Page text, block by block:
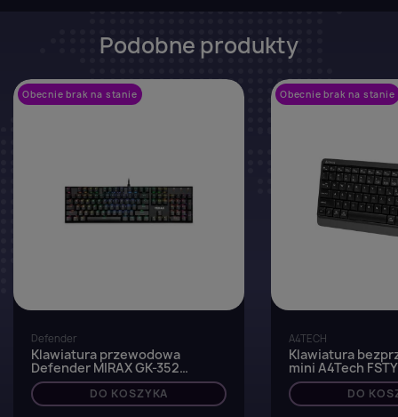
Podobne produkty
Obecnie brak na stanie
Defender
Klawiatura przewodowa
Defender MIRAX GK-352
MECHANICZNA podświetlana
gaming RGB outemu blue
DO KOSZYKA
Obecnie brak na stanie
A4TECH
Klawiatura
mini A4Tech
2.4GHz+BT Grey
DO